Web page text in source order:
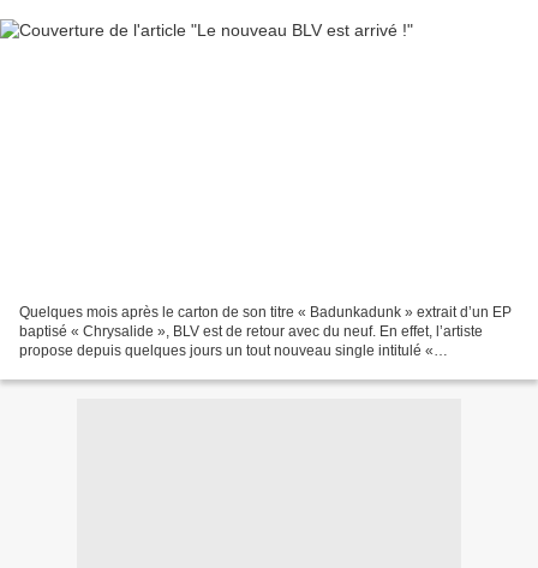
Quelques mois après le carton de son titre « Badunkadunk » extrait d’un EP
baptisé « Chrysalide », BLV est de retour avec du neuf. En effet, l’artiste
propose depuis quelques jours un tout nouveau single intitulé «